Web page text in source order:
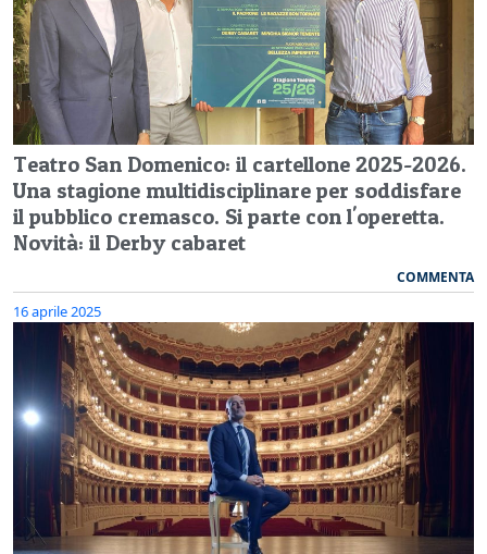
Teatro San Domenico: il cartellone 2025-2026.
Una stagione multidisciplinare per soddisfare
il pubblico cremasco. Si parte con l'operetta.
Novità: il Derby cabaret
COMMENTA
16 aprile 2025